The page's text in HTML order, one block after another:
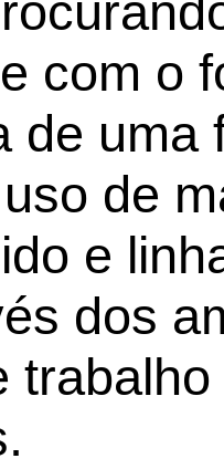
com o
de uma
de
e
dos